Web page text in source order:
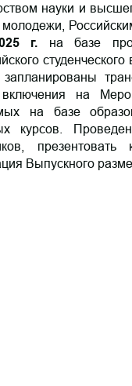
науки и
г. на базе
запланированы
на
на базе
курсов.
Выпускного